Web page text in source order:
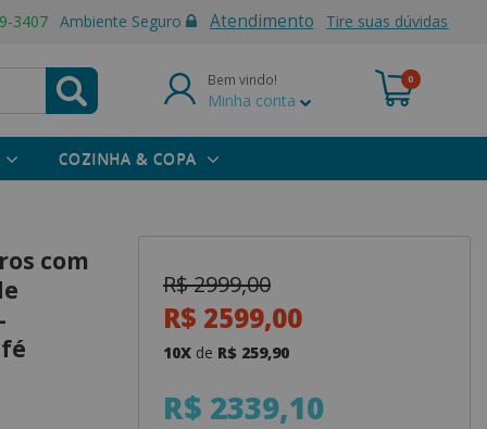
3407 Ambiente Seguro Atendimento Tire suas dúvidas
Bem vindo!
Minha conta
0
COZINHA & COPA
com
R$ 2999,00
R$ 2599,00
10X de R$ 259,90
R$ 2339,10